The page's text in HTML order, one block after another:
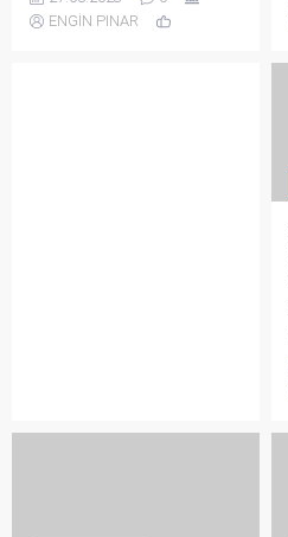
Sanat Kampı’nın kapanış
töreni, Kavaklı Hasan Doğan
ENGİN PINAR